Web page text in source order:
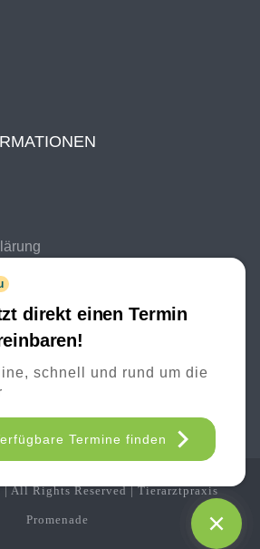
direkt einen Termin
schnell und rund um die
Termine finden
All Rights Reserved | Tierarztpraxis
Promenade